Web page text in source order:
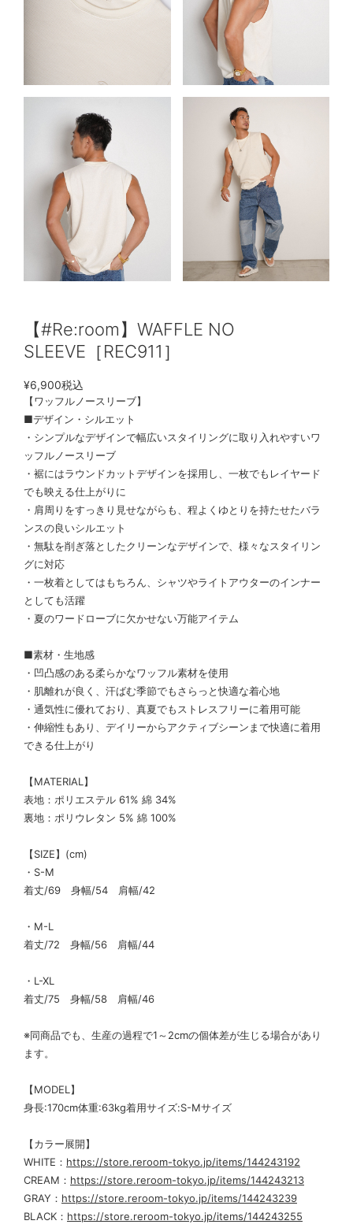
【#Re:room】WAFFLE NO
SLEEVE［REC911］
¥6,900税込
【ワッフルノースリーブ】
■デザイン・シルエット
・シンプルなデザインで幅広いスタイリングに取り入れやすいワ
ッフルノースリーブ
・裾にはラウンドカットデザインを採用し、一枚でもレイヤード
でも映える仕上がりに
・肩周りをすっきり見せながらも、程よくゆとりを持たせたバラ
ンスの良いシルエット
・無駄を削ぎ落としたクリーンなデザインで、様々なスタイリン
グに対応
・一枚着としてはもちろん、シャツやライトアウターのインナー
としても活躍
・夏のワードローブに欠かせない万能アイテム
■素材・生地感
・凹凸感のある柔らかなワッフル素材を使用
・肌離れが良く、汗ばむ季節でもさらっと快適な着心地
・通気性に優れており、真夏でもストレスフリーに着用可能
・伸縮性もあり、デイリーからアクティブシーンまで快適に着用
できる仕上がり
【MATERIAL】
表地：ポリエステル 61% 綿 34%
裏地：ポリウレタン 5% 綿 100%
【SIZE】(cm)
・S-M
着丈/69 身幅/54 肩幅/42
・M-L
着丈/72 身幅/56 肩幅/44
・L-XL
着丈/75 身幅/58 肩幅/46
※同商品でも、生産の過程で1～2cmの個体差が生じる場合があり
ます。
【MODEL】
身長:170cm体重:63kg着用サイズ:S-Mサイズ
【カラー展開】
WHITE： https://store.reroom-tokyo.jp/items/144243192
CREAM： https://store.reroom-tokyo.jp/items/144243213
GRAY： https://store.reroom-tokyo.jp/items/144243239
BLACK： https://store.reroom-tokyo.jp/items/144243255